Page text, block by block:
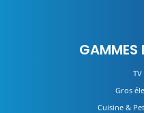
GAMMES
Gros
Cuisine &